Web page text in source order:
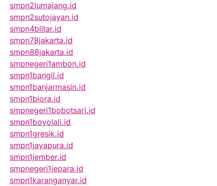
smpn2lumajang.id
smpn2sutojayan.id
smpn4blitar.id
smpn78jakarta.id
smpn88jakarta.id
smpnegeri1ambon.id
smpn1bangil.id
smpn1banjarmasin.id
smpn1biora.id
smpnegeri1bobotsari.id
smpn1boyolali.id
smpn1gresik.id
smpn1jayapura.id
smpn1jember.id
smpnegeri1jepara.id
smpn1karanganyar.id